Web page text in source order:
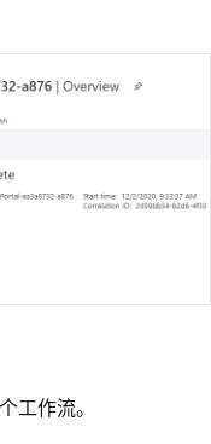
工作流。